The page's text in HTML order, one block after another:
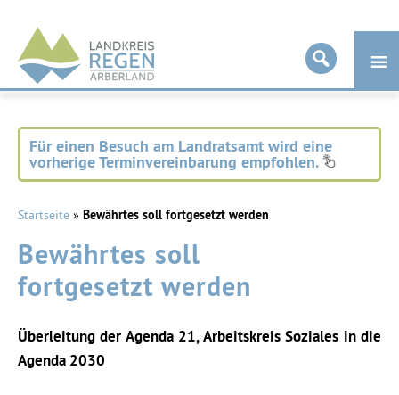
Landkreis
Regen
Für einen Besuch am Landratsamt wird eine
vorherige Terminvereinbarung empfohlen.
Startseite » Bewährtes soll fortgesetzt werden
Bewährtes soll
fortgesetzt werden
Überleitung der Agenda 21, Arbeitskreis Soziales in die
Agenda 2030